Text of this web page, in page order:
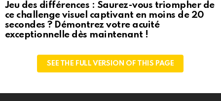
Jeu des différences : Saurez-vous triompher de
ce challenge visuel captivant en moins de 20
secondes ? Démontrez votre acuité
exceptionnelle dès maintenant !
SEE THE FULL VERSION OF THIS PAGE